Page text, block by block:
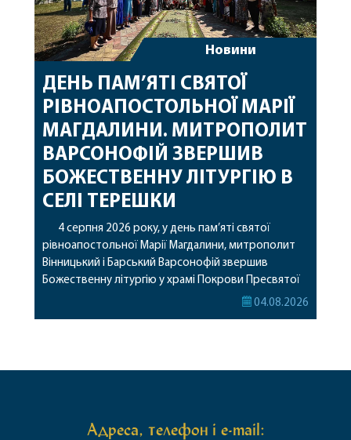
Новини
ДЕНЬ ПАМ’ЯТІ СВЯТОЇ
РІВНОАПОСТОЛЬНОЇ МАРІЇ
МАГДАЛИНИ. МИТРОПОЛИТ
ВАРСОНОФІЙ ЗВЕРШИВ
БОЖЕСТВЕННУ ЛІТУРГІЮ В
СЕЛІ ТЕРЕШКИ
4 серпня 2026 року, у день пам’яті святої
рівноапостольної Марії Магдалини, митрополит
Вінницький і Барський Варсонофій звершив
Божественну літургію у храмі Покрови Пресвятої
Богородиці села Терешки Барського благочиння.
04.08.2026
Адреса, телефон і e-mail: